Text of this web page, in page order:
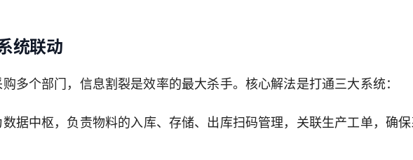
统联动
多个部门，信息割裂是效率的最大杀手。核心解法是打通三大系统：
数据中枢，负责物料的入库、存储、出库扫码管理，关联生产工单，确